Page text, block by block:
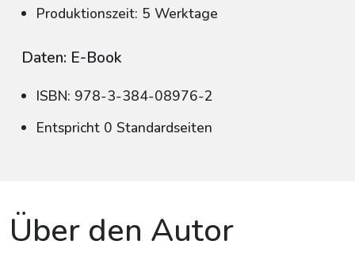
Produktionszeit: 5 Werktage
Daten: E-Book
ISBN: 978-3-384-08976-2
Entspricht 0 Standardseiten
Über den Autor